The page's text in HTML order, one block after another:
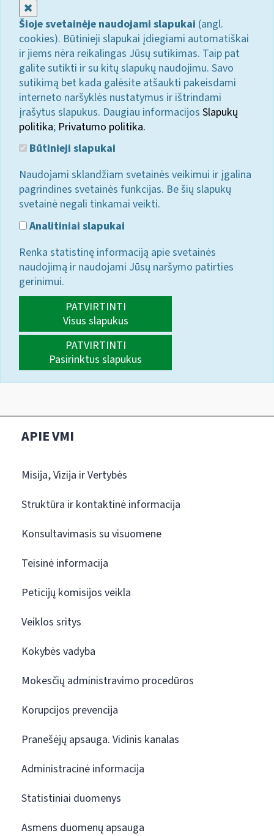
Šioje svetainėje naudojami slapukai (angl.
cookies). Būtinieji slapukai įdiegiami automatiškai
ir jiems nėra reikalingas Jūsų sutikimas. Taip pat
galite sutikti ir su kitų slapukų naudojimu. Savo
sutikimą bet kada galėsite atšaukti pakeisdami
interneto naršyklės nustatymus ir ištrindami
įrašytus slapukus. Daugiau informacijos Slapukų
politika; Privatumo politika.
Būtinieji slapukai
Naudojami sklandžiam svetainės veikimui ir įgalina
pagrindines svetainės funkcijas. Be šių slapukų
svetainė negali tinkamai veikti.
Analitiniai slapukai
Renka statistinę informaciją apie svetainės
naudojimą ir naudojami Jūsų naršymo patirties
gerinimui.
PATVIRTINTI
Visus slapukus
PATVIRTINTI
Pasirinktus slapukus
APIE VMI
Misija, Vizija ir Vertybės
Struktūra ir kontaktinė informacija
Konsultavimasis su visuomene
Teisinė informacija
Peticijų komisijos veikla
Veiklos sritys
Kokybės vadyba
Mokesčių administravimo procedūros
Korupcijos prevencija
Pranešėjų apsauga. Vidinis kanalas
Administracinė informacija
Statistiniai duomenys
Asmens duomenų apsauga